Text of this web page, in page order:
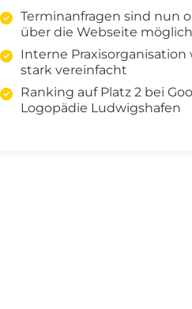
Terminanfragen sind nun
über die Webseite möglich
Interne Praxisorganisation
stark vereinfacht
Ranking auf Platz 2 bei
Logopädie Ludwigshafen